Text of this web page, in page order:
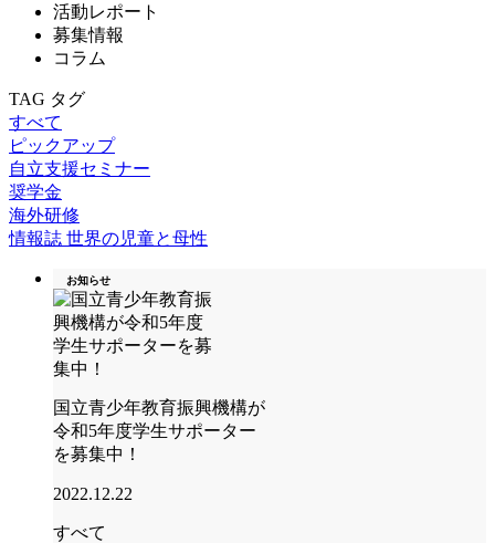
活動レポート
募集情報
コラム
TAG タグ
すべて
ピックアップ
自立支援セミナー
奨学金
海外研修
情報誌 世界の児童と母性
お知らせ
国立青少年教育振興機構が
令和5年度学生サポーター
を募集中！
2022.12.22
すべて